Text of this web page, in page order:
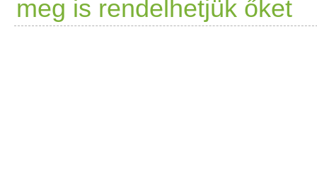
meg is rendelhetjük őket